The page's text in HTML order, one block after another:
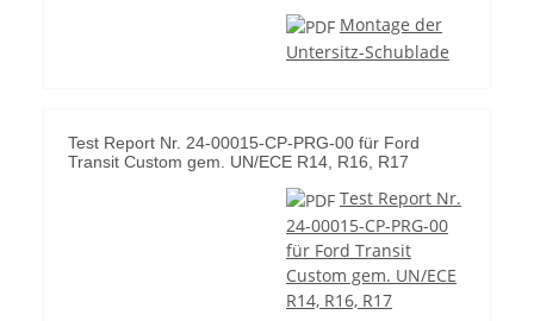
Montage der
Untersitz-Schublade
Test Report Nr. 24-00015-CP-PRG-00 für Ford
Transit Custom gem. UN/ECE R14, R16, R17
Test Report Nr.
24-00015-CP-PRG-00
für Ford Transit
Custom gem. UN/ECE
R14, R16, R17